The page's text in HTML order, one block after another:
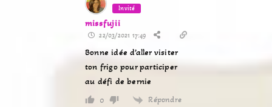
Invité
missfujii
22/03/2021 17:49
Bonne idée d’aller visiter
ton frigo pour participer
au défi de bernie
0 Répondre